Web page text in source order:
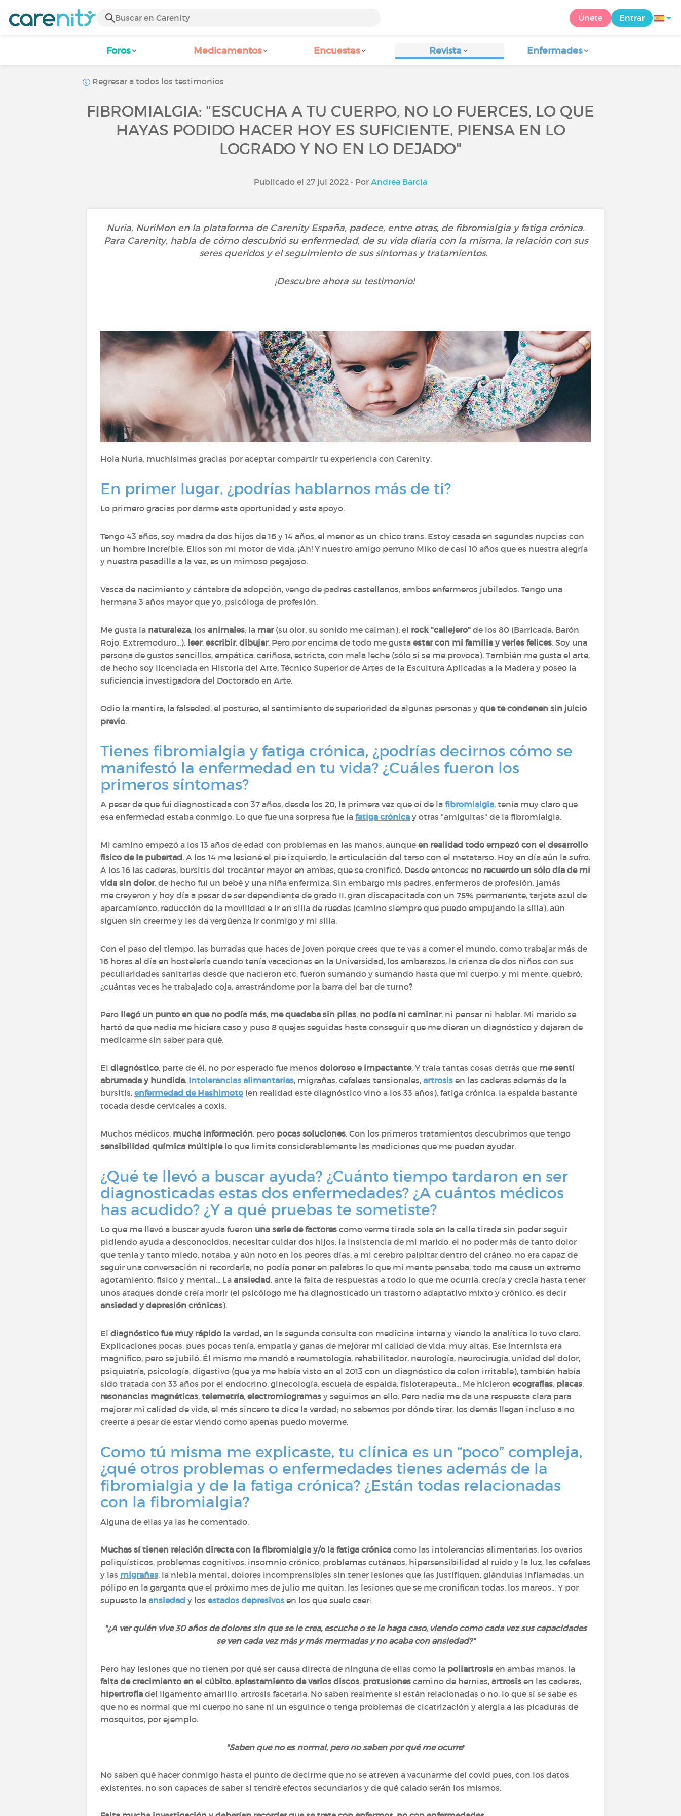
Únete Entrar
Foros Medicamentos Encuestas Revista Enfermades
Regresar a todos los testimonios
FIBROMIALGIA: "ESCUCHA A TU CUERPO, NO LO FUERCES, LO QUE
HAYAS PODIDO HACER HOY ES SUFICIENTE, PIENSA EN LO
LOGRADO Y NO EN LO DEJADO"
Publicado el 27 jul 2022 • Por Andrea Barcia
Nuria, NuriMon en la plataforma de Carenity España, padece, entre otras, de fibromialgia y fatiga crónica.
Para Carenity, habla de cómo descubrió su enfermedad, de su vida diaria con la misma, la relación con sus
seres queridos y el seguimiento de sus síntomas y tratamientos.
¡Descubre ahora su testimonio!
Hola Nuria, muchísimas gracias por aceptar compartir tu experiencia con Carenity.
En primer lugar, ¿podrías hablarnos más de ti?
Lo primero gracias por darme esta oportunidad y este apoyo.
Tengo 43 años, soy madre de dos hijos de 16 y 14 años, el menor es un chico trans. Estoy casada en segundas nupcias con
un hombre increíble. Ellos son mi motor de vida. ¡Ah! Y nuestro amigo perruno Miko de casi 10 años que es nuestra alegría
y nuestra pesadilla a la vez, es un mimoso pegajoso.
Vasca de nacimiento y cántabra de adopción, vengo de padres castellanos, ambos enfermeros jubilados. Tengo una
hermana 3 años mayor que yo, psicóloga de profesión.
Me gusta la naturaleza, los animales, la mar (su olor, su sonido me calman), el rock "callejero" de los 80 (Barricada, Barón
Rojo, Extremoduro...), leer, escribir, dibujar. Pero por encima de todo me gusta estar con mi familia y verles felices. Soy una
persona de gustos sencillos, empática, cariñosa, estricta, con mala leche (sólo si se me provoca). También me gusta el arte,
de hecho soy licenciada en Historia del Arte, Técnico Superior de Artes de la Escultura Aplicadas a la Madera y poseo la
suficiencia investigadora del Doctorado en Arte.
Odio la mentira, la falsedad, el postureo, el sentimiento de superioridad de algunas personas y que te condenen sin juicio
previo.
Tienes fibromialgia y fatiga crónica, ¿podrías decirnos cómo se
manifestó la enfermedad en tu vida? ¿Cuáles fueron los
primeros síntomas?
A pesar de que fui diagnosticada con 37 años, desde los 20, la primera vez que oí de la fibromialgia, tenía muy claro que
esa enfermedad estaba conmigo. Lo que fue una sorpresa fue la fatiga crónica y otras "amiguitas" de la fibromialgia.
Mi camino empezó a los 13 años de edad con problemas en las manos, aunque en realidad todo empezó con el desarrollo
físico de la pubertad. A los 14 me lesioné el pie izquierdo, la articulación del tarso con el metatarso. Hoy en día aún la sufro.
A los 16 las caderas, bursitis del trocánter mayor en ambas, que se cronificó. Desde entonces no recuerdo un sólo día de mi
vida sin dolor, de hecho fui un bebé y una niña enfermiza. Sin embargo mis padres, enfermeros de profesión, jamás
me creyeron y hoy día a pesar de ser dependiente de grado II, gran discapacitada con un 75% permanente, tarjeta azul de
aparcamiento, reducción de la movilidad e ir en silla de ruedas (camino siempre que puedo empujando la silla), aún
siguen sin creerme y les da vergüenza ir conmigo y mi silla.
Con el paso del tiempo, las burradas que haces de joven porque crees que te vas a comer el mundo, como trabajar más de
16 horas al día en hostelería cuando tenía vacaciones en la Universidad, los embarazos, la crianza de dos niños con sus
peculiaridades sanitarias desde que nacieron etc, fueron sumando y sumando hasta que mi cuerpo, y mi mente, quebró,
¿cuántas veces he trabajado coja, arrastrándome por la barra del bar de turno?
Pero llegó un punto en que no podía más, me quedaba sin pilas, no podía ni caminar, ni pensar ni hablar. Mi marido se
hartó de que nadie me hiciera caso y puso 8 quejas seguidas hasta conseguir que me dieran un diagnóstico y dejaran de
medicarme sin saber para qué.
El diagnóstico, parte de él, no por esperado fue menos doloroso e impactante. Y traía tantas cosas detrás que me sentí
abrumada y hundida. Intolerancias alimentarias, migrañas, cefaleas tensionales, artrosis en las caderas además de la
bursitis, enfermedad de Hashimoto (en realidad este diagnóstico vino a los 33 años), fatiga crónica, la espalda bastante
tocada desde cervicales a coxis.
Muchos médicos, mucha información, pero pocas soluciones. Con los primeros tratamientos descubrimos que tengo
sensibilidad química múltiplelo que limita considerablemente las mediciones que me pueden ayudar.
¿Qué te llevó a buscar ayuda? ¿Cuánto tiempo tardaron en ser
diagnosticadas estas dos enfermedades? ¿A cuántos médicos
has acudido? ¿Y a qué pruebas te sometiste?
Lo que me llevó a buscar ayuda fueron una serie de factores como verme tirada sola en la calle tirada sin poder seguir
pidiendo ayuda a desconocidos, necesitar cuidar dos hijos, la insistencia de mi marido, el no poder más de tanto dolor
que tenía y tanto miedo, notaba, y aún noto en los peores días, a mi cerebro palpitar dentro del cráneo, no era capaz de
seguir una conversación ni recordarla, no podía poner en palabras lo que mi mente pensaba, todo me causa un extremo
agotamiento, físico y mental... La ansiedad, ante la falta de respuestas a todo lo que me ocurría, crecía y crecía hasta tener
unos ataques donde creía morir (el psicólogo me ha diagnosticado un trastorno adaptativo mixto y crónico, es decir
ansiedad y depresión crónicas).
El diagnóstico fue muy rápido la verdad, en la segunda consulta con medicina interna y viendo la analítica lo tuvo claro.
Explicaciones pocas, pues pocas tenía, empatía y ganas de mejorar mi calidad de vida, muy altas. Ese internista era
magnífico, pero se jubiló. Él mismo me mandó a reumatología, rehabilitador, neurología, neurocirugía, unidad del dolor,
psiquiatría, psicología, digestivo (que ya me había visto en el 2013 con un diagnóstico de colon irritable), también había
sido tratada con 33 años por el endocrino, ginecología, escuela de espalda, fisioterapeuta... Me hicieron ecografías, placas,
resonancias magnéticas, telemetría, electromiogramas y seguimos en ello. Pero nadie me da una respuesta clara para
mejorar mi calidad de vida, el más sincero te dice la verdad; no sabemos por dónde tirar, los demás llegan incluso a no
creerte a pesar de estar viendo como apenas puedo moverme.
Como tú misma me explicaste, tu clínica es un “poco” compleja,
¿qué otros problemas o enfermedades tienes además de la
fibromialgia y de la fatiga crónica? ¿Están todas relacionadas
con la fibromialgia?
Alguna de ellas ya las he comentado.
Muchas sí tienen relación directa con la fibromialgia y/o la fatiga crónica como las intolerancias alimentarias, los ovarios
poliquísticos, problemas cognitivos, insomnio crónico, problemas cutáneos, hipersensibilidad al ruido y la luz, las cefaleas
y las migrañas, la niebla mental, dolores incomprensibles sin tener lesiones que las justifiquen, glándulas inflamadas, un
pólipo en la garganta que el próximo mes de julio me quitan, las lesiones que se me cronifican todas, los mareos... Y por
supuesto la ansiedad y los estados depresivos en los que suelo caer;
"¿A ver quién vive 30 años de dolores sin que se le crea, escuche o se le haga caso, viendo como cada vez sus capacidades
se ven cada vez más y más mermadas y no acaba con ansiedad?"
Pero hay lesiones que no tienen por qué ser causa directa de ninguna de ellas como la poliartrosis en ambas manos, la
falta de crecimiento en el cúbito, aplastamiento de varios discos, protusiones camino de hernias, artrosis en las caderas,
hipertrofia del ligamento amarillo, artrosis facetaria. No saben realmente si están relacionadas o no, lo que sí se sabe es
que no es normal que mi cuerpo no sane ni un esguince o tenga problemas de cicatrización y alergia a las picaduras de
mosquitos, por ejemplo.
"Saben que no es normal, pero no saben por qué me ocurre"
No saben qué hacer conmigo hasta el punto de decirme que no se atreven a vacunarme del covid pues, con los datos
existentes, no son capaces de saber si tendré efectos secundarios y de qué calado serán los mismos.